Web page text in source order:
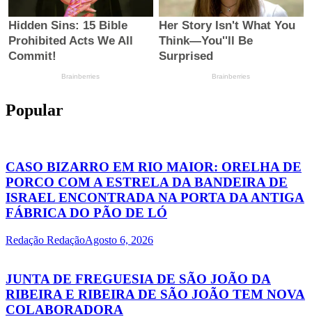
Popular
CASO BIZARRO EM RIO MAIOR: ORELHA DE
PORCO COM A ESTRELA DA BANDEIRA DE
ISRAEL ENCONTRADA NA PORTA DA ANTIGA
FÁBRICA DO PÃO DE LÓ
Redação RedaçãoAgosto 6, 2026
JUNTA DE FREGUESIA DE SÃO JOÃO DA
RIBEIRA E RIBEIRA DE SÃO JOÃO TEM NOVA
COLABORADORA